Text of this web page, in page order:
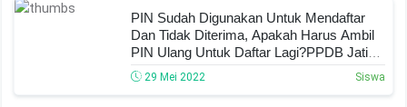
PIN Sudah Digunakan Untuk Mendaftar
Dan Tidak Diterima, Apakah Harus Ambil
PIN Ulang Untuk Daftar Lagi?PPDB Jatim
202229 Mei 2022 Siswa